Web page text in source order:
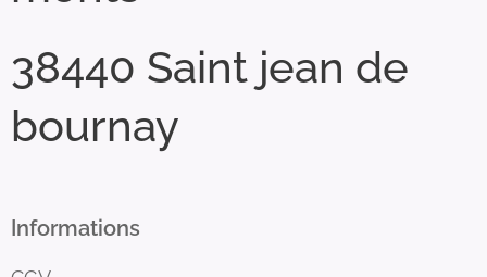
38440 Saint jean de
bournay
Informations